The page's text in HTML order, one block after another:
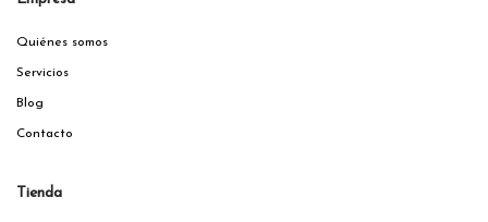
Quiénes somos
Servicios
Blog
Contacto
Tienda